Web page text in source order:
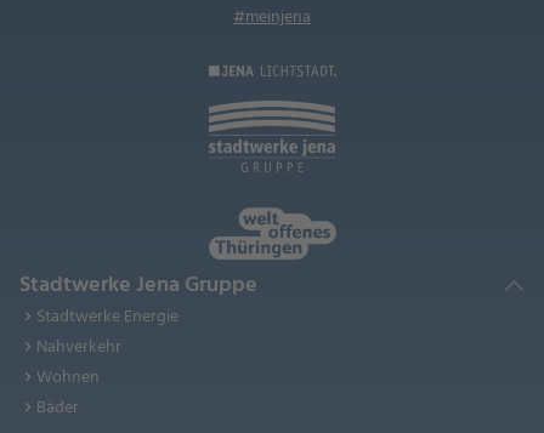
#meinjena
Stadtwerke Jena Gruppe
Stadtwerke Energie
Nahverkehr
Wohnen
Bäder